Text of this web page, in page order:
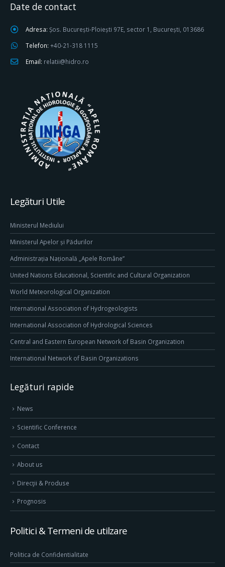
Date de contact
Adresa: Șos. București-Ploiești 97E, sector 1, București, 013686
Telefon: +40-21-318 1115
Email: relatii@hidro.ro
Legături Utile
Ministerul Mediului
Ministerul Apelor și Pădurilor
Administrația Națională „Apele Române”
United Nations Educational, Scientific and Cultural Organization
World Meteorological Organization
International Association of Hydrogeologists
International Association of Hydrological Sciences
Central and Eastern European Network of Basin Organization
International Network of Basin Organizations
Legături rapide
News
Scientific Conference
Contact
About us
Direcţii & Produse
Prognosis
Politici & Termeni de utilzare
Politica de Confidentialitate